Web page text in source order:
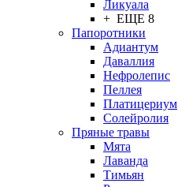
Ликуала
+ ЕЩЕ 8
Папоротники
Адиантум
Даваллия
Нефролепис
Пеллея
Платицериум
Солейролия
Пряные травы
Мята
Лаванда
Тимьян